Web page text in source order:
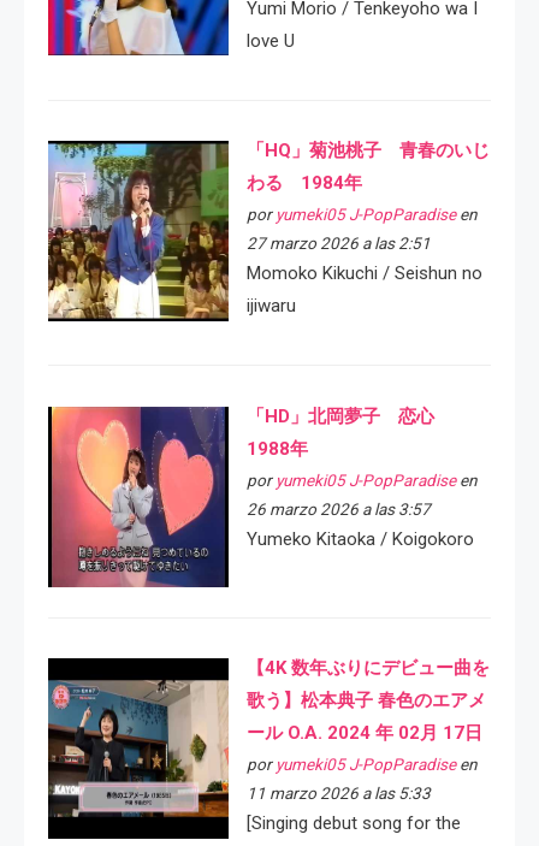
Yumi Morio / Tenkeyoho wa I
love U
「HQ」菊池桃子 青春のいじ
わる 1984年
por yumeki05 J-PopParadiseen
27 marzo 2026 a las 2:51
Momoko Kikuchi / Seishun no
ijiwaru
「HD」北岡夢子 恋心
1988年
por yumeki05 J-PopParadiseen
26 marzo 2026 a las 3:57
Yumeko Kitaoka / Koigokoro
【4K 数年ぶりにデビュー曲を
歌う】松本典子 春色のエアメ
ール O.A. 2024 年 02月 17日
por yumeki05 J-PopParadiseen
11 marzo 2026 a las 5:33
[Singing debut song for the